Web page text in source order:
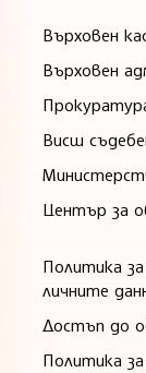
Върховен
Върховен
Висш
Център за
Политика
личните
Достъп до
Политика